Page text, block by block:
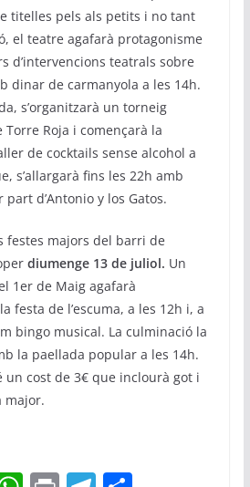
titelles pels als petits i no tant
el teatre agafarà protagonisme
d’intervencions teatrals sobre
dinar de carmanyola a les 14h.
s’organitzarà un torneig
Torre Roja i començarà la
de cocktails sense alcohol a
s’allargarà fins les 22h amb
d’Antonio y los Gatos.
festes majors del barri de
diumenge 13 de juliol. Un
1er de Maig agafarà
festa de l’escuma, a les 12h i, a
bingo musical. La culminació la
la paellada popular a les 14h.
un cost de 3€ que inclourà got i
major.